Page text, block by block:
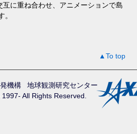
に重ね合わせ、アニメーションで島
。
▲To top
機構
地球観測研究センター
All Rights Reserved.